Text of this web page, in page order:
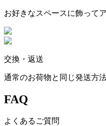
お好きなスペースに飾って
交換・返送
通常のお荷物と同じ発送方
FAQ
よくあるご質問